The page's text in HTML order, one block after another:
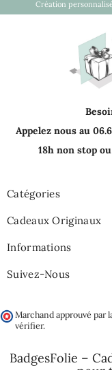
Création
Appelez nous au
18h non stop
Catégories
Cadeaux Originaux
Informations
Suivez-Nous
Marchand approuvé par
vérifier.
BadgesFolie –